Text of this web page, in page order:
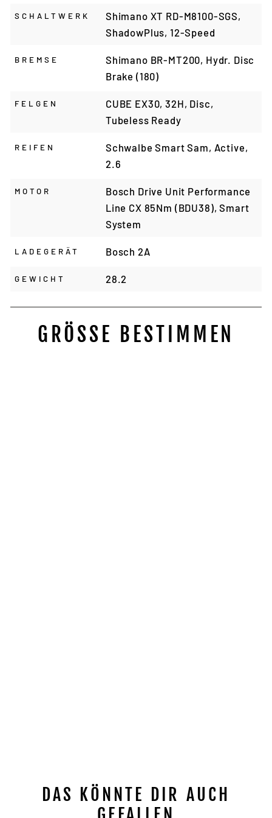
SCHALTWERK
Shimano XT RD-M8100-SGS,
ShadowPlus, 12-Speed
BREMSE
Shimano BR-MT200, Hydr. Disc
Brake (180)
FELGEN
CUBE EX30, 32H, Disc,
Tubeless Ready
REIFEN
Schwalbe Smart Sam, Active,
2.6
MOTOR
Bosch Drive Unit Performance
Line CX 85Nm (BDU38), Smart
System
LADEGERÄT Bosch 2A
GEWICHT 28.2
GRÖSSE BESTIMMEN
DAS KÖNNTE DIR AUCH